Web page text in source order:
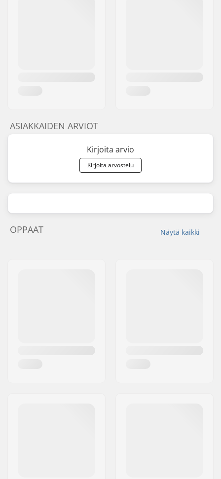
ASIAKKAIDEN ARVIOT
Kirjoita arvio
Kirjoita arvostelu
Näytä kaikki
OPPAAT